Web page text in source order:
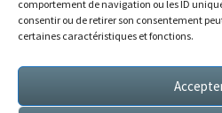
comportement de navigation ou les ID
consentir ou de retirer son consentement
certaines caractéristiques et fonctions.
|Témoignages| Annuaire de
Sitemap XML